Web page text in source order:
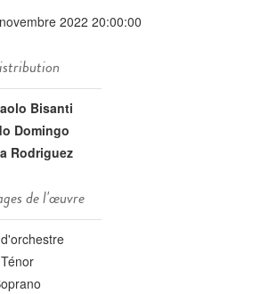
2022 20:00:00
Bisanti
Domingo
Rodriguez
de l'œuvre
Ténor